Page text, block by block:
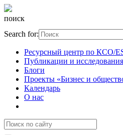
поиск
Search for:
Ресурсный центр по КСО/
Публикации и исследования
Блоги
Проекты «Бизнес и
Календарь
О нас